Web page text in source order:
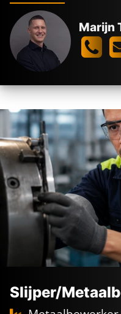
De kracht achter
Debeste
Industrie in ons
Persoonlijk
Marijn
Slijper/